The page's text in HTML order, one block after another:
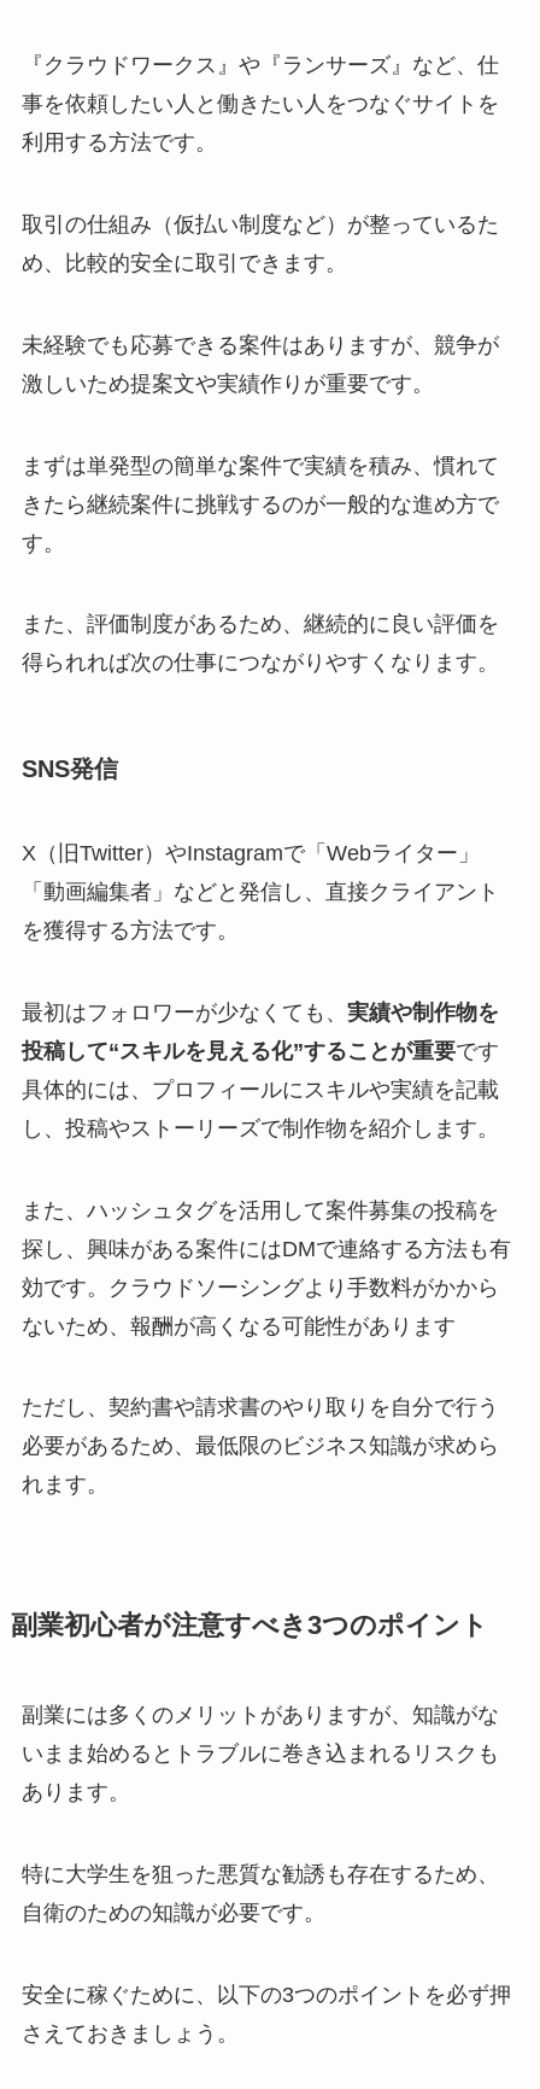
『クラウドワークス』や『ランサーズ』など、仕
事を依頼したい人と働きたい人をつなぐサイトを
利用する方法です。
取引の仕組み（仮払い制度など）が整っているた
め、比較的安全に取引できます。
未経験でも応募できる案件はありますが、競争が
激しいため提案文や実績作りが重要です。
まずは単発型の簡単な案件で実績を積み、慣れて
きたら継続案件に挑戦するのが一般的な進め方で
す。
また、評価制度があるため、継続的に良い評価を
得られれば次の仕事につながりやすくなります。
SNS発信
X（旧Twitter）やInstagramで「Webライター」
「動画編集者」などと発信し、直接クライアント
を獲得する方法です。
最初はフォロワーが少なくても、 実績や制作物を
投稿して“スキルを見える化”することが重要です
具体的には、プロフィールにスキルや実績を記載
し、投稿やストーリーズで制作物を紹介します。
また、ハッシュタグを活用して案件募集の投稿を
探し、興味がある案件にはDMで連絡する方法も有
効です。クラウドソーシングより手数料がかから
ないため、報酬が高くなる可能性があります
ただし、契約書や請求書のやり取りを自分で行う
必要があるため、最低限のビジネス知識が求めら
れます。
副業初心者が注意すべき3つのポイント
副業には多くのメリットがありますが、知識がな
いまま始めるとトラブルに巻き込まれるリスクも
あります。
特に大学生を狙った悪質な勧誘も存在するため、
自衛のための知識が必要です。
安全に稼ぐために、以下の3つのポイントを必ず押
さえておきましょう。